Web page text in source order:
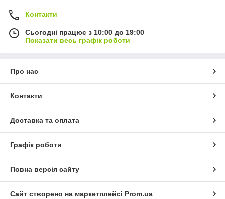
Контакти
Сьогодні працює з 10:00 до 19:00
Показати весь графік роботи
Про нас
Контакти
Доставка та оплата
Графік роботи
Повна версія сайту
Сайт створено на маркетплейсі Prom.ua